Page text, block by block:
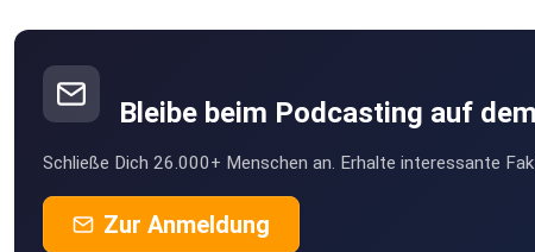
Bleibe beim Podcasting auf
Schließe Dich 26.000+ Menschen an. Erhalte interessante
Zur Anmeldung